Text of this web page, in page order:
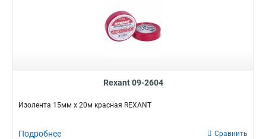
Rexant 09-2604
Изолента 15мм х 20м красная REXANT
Подробнее Сравнить